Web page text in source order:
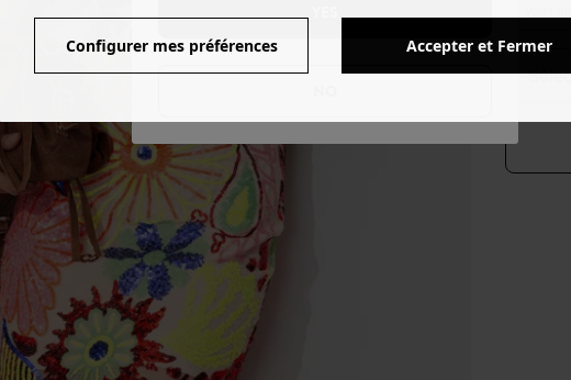
Voir
Configurer mes préférences Accepter et Fermer